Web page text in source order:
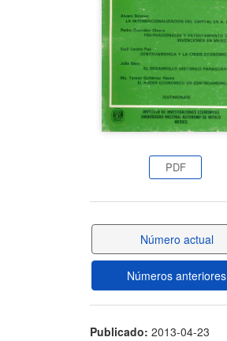
PDF
Número actual
Números anteriores
Publicado: 2013-04-23